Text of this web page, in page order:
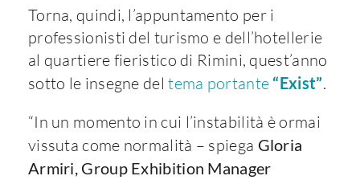
Torna, quindi, l’appuntamento per i
professionisti del turismo e dell’hotellerie
al quartiere fieristico di Rimini, quest’anno
sotto le insegne deltema portante “Exist”.
“In un momento in cui l’instabilità è ormai
vissuta come normalità – spiega Gloria
Armiri, Group Exhibition Manager